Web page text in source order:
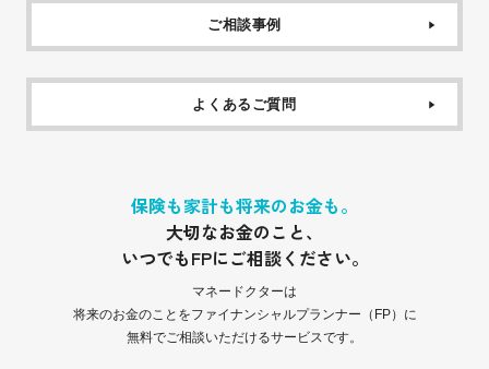
ご相談事例
よくあるご質問
保険も家計も将来のお金も。
大切なお金のこと、
いつでもFPにご相談ください。
マネードクターは
将来のお金のことをファイナンシャルプランナー（FP）に
無料でご相談いただけるサービスです。